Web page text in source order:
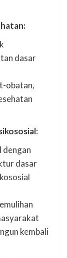
dasar
obatan,
dengan
dasar
kembali